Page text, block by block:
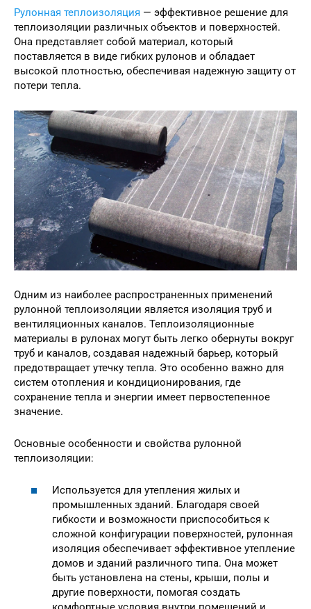
Рулонная теплоизоляция — эффективное решение для
теплоизоляции различных объектов и поверхностей.
Она представляет собой материал, который
поставляется в виде гибких рулонов и обладает
высокой плотностью, обеспечивая надежную защиту от
потери тепла.
Одним из наиболее распространенных применений
рулонной теплоизоляции является изоляция труб и
вентиляционных каналов. Теплоизоляционные
материалы в рулонах могут быть легко обернуты вокруг
труб и каналов, создавая надежный барьер, который
предотвращает утечку тепла. Это особенно важно для
систем отопления и кондиционирования, где
сохранение тепла и энергии имеет первостепенное
значение.
Основные особенности и свойства рулонной
теплоизоляции:
Используется для утепления жилых и
промышленных зданий. Благодаря своей
гибкости и возможности приспособиться к
сложной конфигурации поверхностей, рулонная
изоляция обеспечивает эффективное утепление
домов и зданий различного типа. Она может
быть установлена на стены, крыши, полы и
другие поверхности, помогая создать